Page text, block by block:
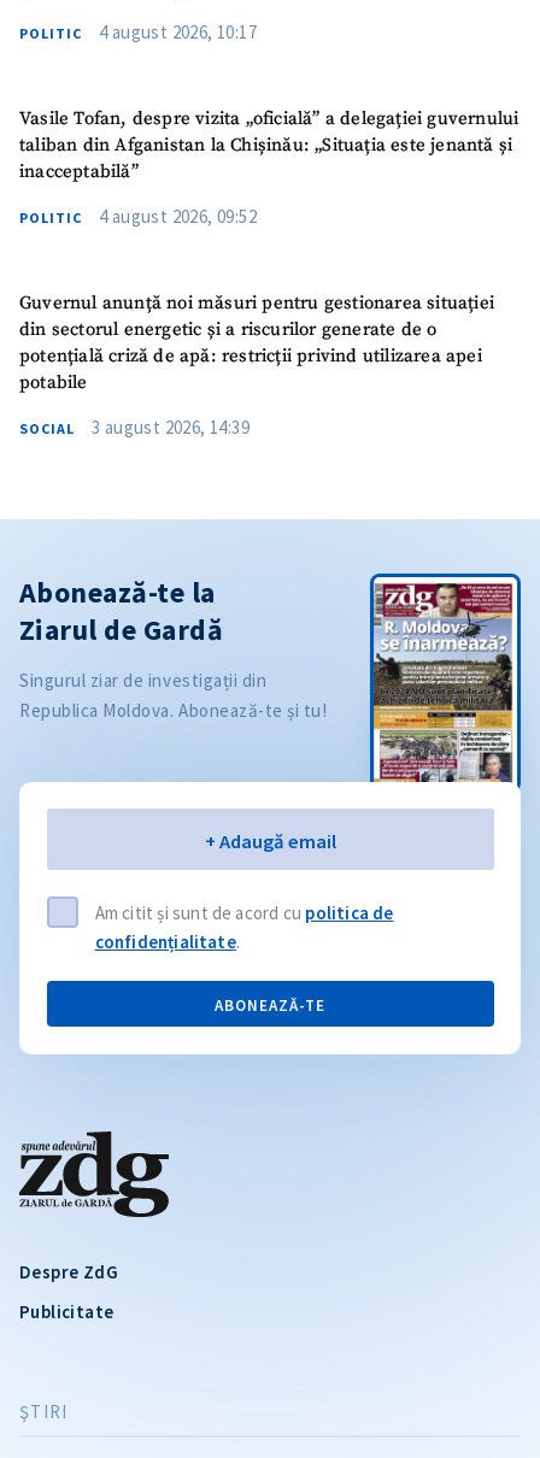
POLITIC 4 august 2026, 10:17
Vasile Tofan, despre vizita „oficială” a delegației guvernului
taliban din Afganistan la Chișinău: „Situația este jenantă și
inacceptabilă”
POLITIC 4 august 2026, 09:52
Guvernul anunță noi măsuri pentru gestionarea situației
din sectorul energetic și a riscurilor generate de o
potențială criză de apă: restricții privind utilizarea apei
potabile
SOCIAL 3 august 2026, 14:39
Despre ZdG
Publicitate
ŞTIRI
Abonează-te la
Ziarul de Gardă
Singurul ziar de investigații din
Republica Moldova. Abonează-te și tu!
+ Adaugă email
Am citit și sunt de acord cu politica de
confidențialitate.
ABONEAZĂ-TE